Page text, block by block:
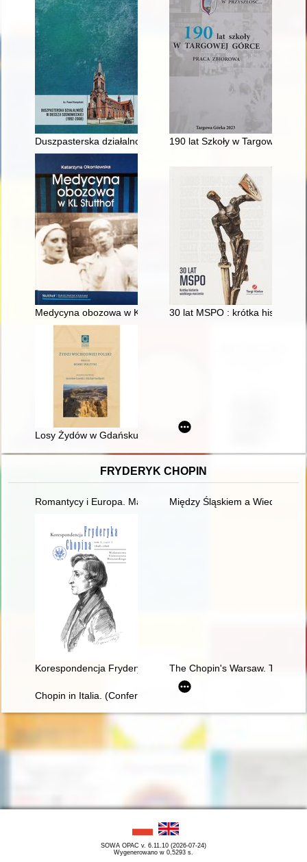
Duszpasterska działalność w diecezji sosnowieckiej (1992-
190 lat Szkoły w Targowej
Medycyna obozowa w KL Stutthof30 lat MSPO : krótka historia
Losy Żydów w Gdańsku i Sopocie w pierwszej połowie XX
FRYDERYK CHOPIN
Romantycy i Europa. Marzenia, doświadczenia, propozycje
Między Śląskiem a Wiedniem.
Korespondencja Fryderyka Chopina. T. 3 cz. 3,
The Chopin's Warsaw. The
Chopin in Italia. (Conferenze tenute nella Bibliotheca e
SOWA OPAC v. 6.11.10 (2026-07-24)
Wygenerowano w 0,5293 s.